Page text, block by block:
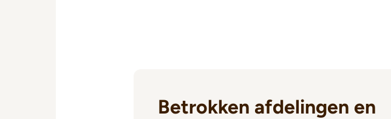
Betrokken afdelingen en